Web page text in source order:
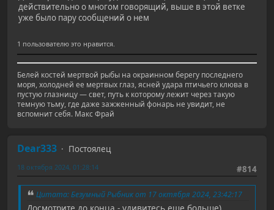
действительно о многом говорящий, выше в этой ветке
уже было пару сообщений о нем
1 пользователю это нравится.
Белей костей мертвой рыбы на окраинном берегу последнего
моря, холодней ее мертвых глаз, ясней удара птичьего клюва в
пустую глазницу — свет, путь к которому лежит через такую
темную тьму, где даже зажженный фонарь не увидит, не
вспомнит себя. Макс Фрай
Dear333
Постоялец
#814
18 октября 2024, 01:28:14
Цитата: Безумный Рыбник от 17 октября 2024, 23:42:17